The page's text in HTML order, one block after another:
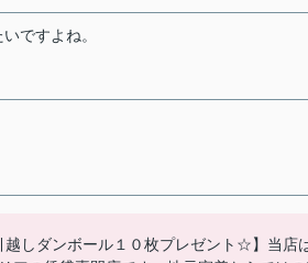
ですよね。
越しダンボール１０枚プレゼント☆】当店